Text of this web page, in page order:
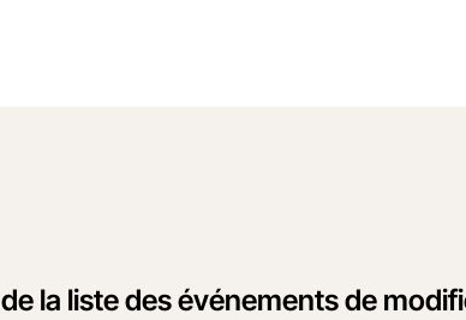
la liste des événements de